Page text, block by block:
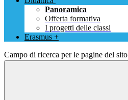
Panoramica
Offerta formativa
I progetti delle classi
Erasmus +
Campo di ricerca per le pagine del sito